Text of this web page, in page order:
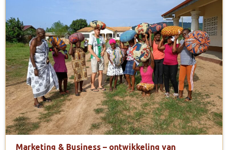
Marketing & Business – ontwikkeling van